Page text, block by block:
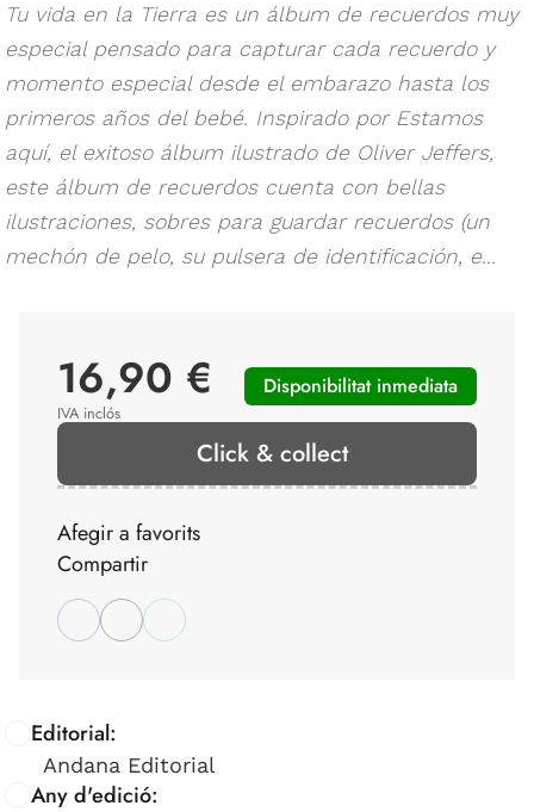
Tu vida en la Tierra es un álbum de recuerdos muy
especial pensado para capturar cada recuerdo y
momento especial desde el embarazo hasta los
primeros años del bebé. Inspirado por Estamos
aquí, el exitoso álbum ilustrado de Oliver Jeffers,
este álbum de recuerdos cuenta con bellas
ilustraciones, sobres para guardar recuerdos (un
mechón de pelo, su pulsera de identificación, e...
Editorial:
Andana Editorial
Any d'edició:
16,90 €
IVA inclós
Disponibilitat inmediata
Click & collect
Afegir a favorits
Compartir